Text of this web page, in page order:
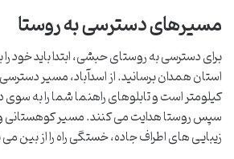
مسیرهای دسترسی به روستا
برای دسترسی به روستای حبشی، ابتدا باید خود
کیلومتر است و تابلوهای راهنما شما را به
سپس روستا هدایت می کنند. مسیر کوهستانی
زیبایی های اطراف جاده، خستگی راه را از بین می